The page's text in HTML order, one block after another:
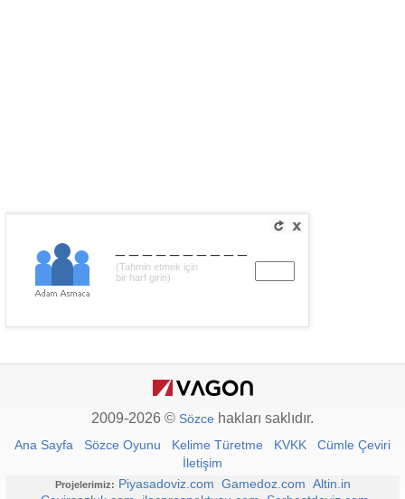
(Tahmin etmek için
bir harf girin)
2009-2026 © Sözce hakları saklıdır.
Ana Sayfa Sözce Oyunu Kelime Türetme KVKK
Cümle Çeviri
İletişim
Projelerimiz: Piyasadoviz.com Gamedoz.com Altin.in